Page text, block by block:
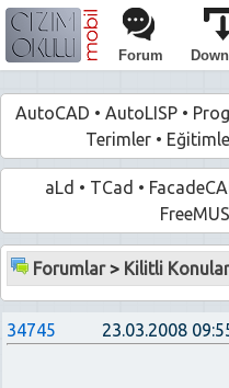
Forum
AutoCAD • AutoLISP •
Terimler •
aLd • TCad •
Forumlar> Kilitli
34745 23.03.2008